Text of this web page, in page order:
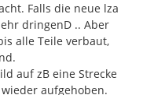
Falls die neue lza
dringenD .. Aber
alle Teile verbaut,
auf zB eine Strecke
aufgehoben.